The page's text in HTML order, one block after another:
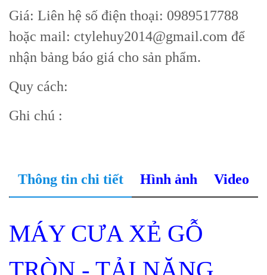
Giá: Liên hệ số điện thoại: 0989517788
hoặc mail: ctylehuy2014@gmail.com để
nhận bảng báo giá cho sản phẩm.
Quy cách:
Ghi chú :
Thông tin chi tiết Hình ảnh Video
MÁY CƯA XẺ GỖ